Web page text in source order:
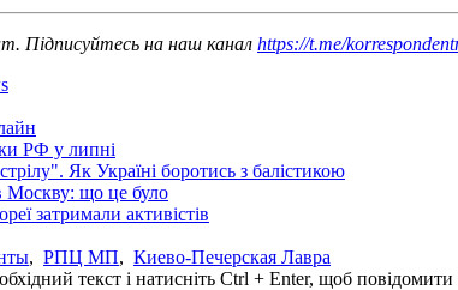
Підписуйтесь на наш канал https://t.me/
РФ у липні
Як Україні боротись з балістикою
Москву: що це було
затримали активістів
, РПЦ МП, Киево-Печерская Лавра
текст і натисніть Ctrl + Enter, щоб